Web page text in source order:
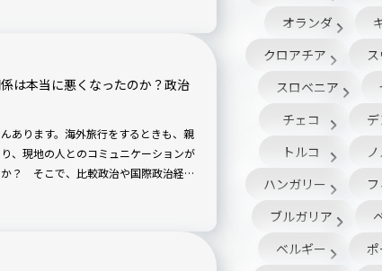
は本当に悪くなったのか？政治
あります。海外旅行をするときも、親
、現地の人とのコミュニケーションが
？ そこで、比較政治や国際政治経済
オランダ
クロアチア
スロベニア
チェコ
トルコ
ハンガリー
ブルガリア
ベルギー